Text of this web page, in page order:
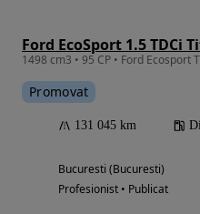
Ford EcoSport 1.5 TDCi
1498 cm3 • 95 CP • Ford Ecosport
Promovat
131 045 km
Bucuresti (Bucuresti)
Profesionist • Publicat